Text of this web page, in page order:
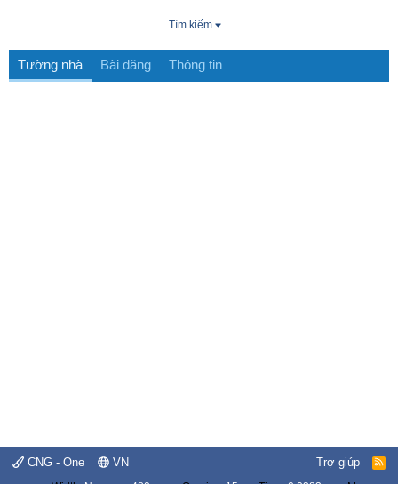
Tìm kiếm
Tường nhà Bài đăng Thông tin
CNG - One VN Trợ giúp
R